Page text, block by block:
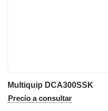
Multiquip DCA300SSK
Precio a consultar